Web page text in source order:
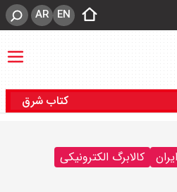
EN
AR
کتاب شرق
کالابرگ الکترونیکی